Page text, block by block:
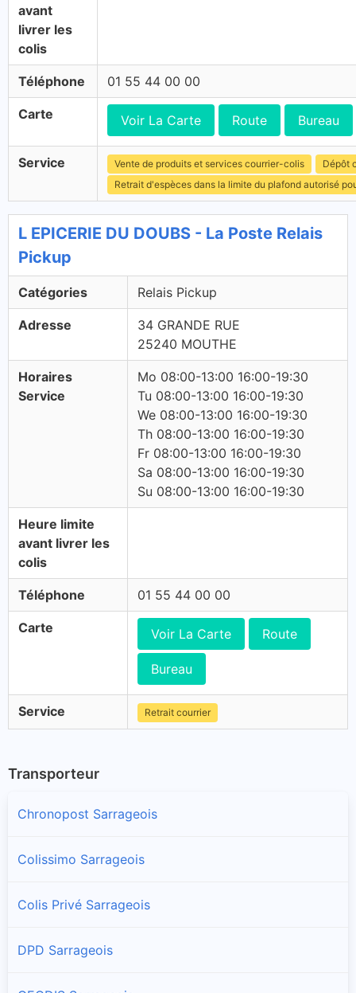
avant
livrer les
colis
Téléphone 01 55 44 00 00
Carte Voir La Carte Route Bureau
Service Vente de produits et services courrier-colis
Dépôt
Retrait d'espèces dans la limite du plafond autorisé
L EPICERIE DU DOUBS - La Poste Relais
Pickup
Catégories Relais Pickup
Adresse
34 GRANDE RUE
25240 MOUTHE
Horaires
Service
Mo 08:00-13:00 16:00-19:30
Tu 08:00-13:00 16:00-19:30
We 08:00-13:00 16:00-19:30
Th 08:00-13:00 16:00-19:30
Fr 08:00-13:00 16:00-19:30
Sa 08:00-13:00 16:00-19:30
Su 08:00-13:00 16:00-19:30
Heure limite
avant livrer les
colis
Téléphone 01 55 44 00 00
Carte Voir La Carte Route
Bureau
Service Retrait courrier
Transporteur
Chronopost Sarrageois
Colissimo Sarrageois
Colis Privé Sarrageois
DPD Sarrageois